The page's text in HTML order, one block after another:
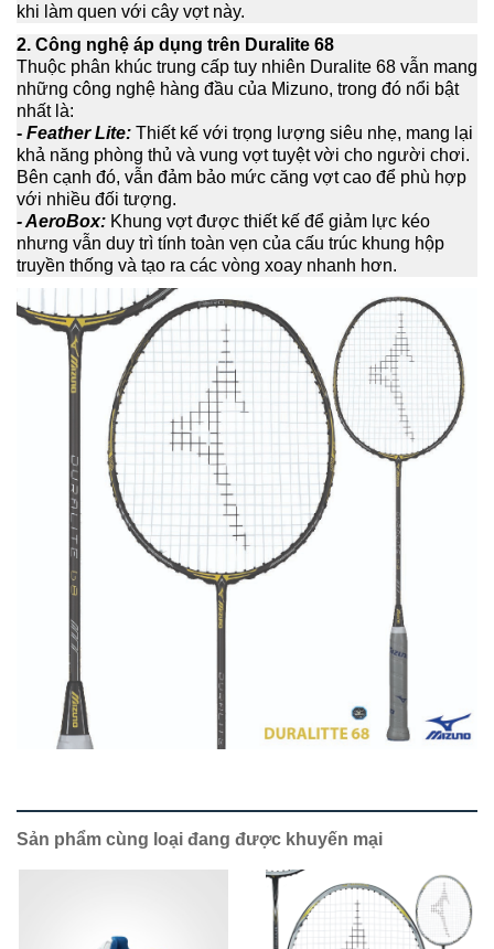
khi làm quen với cây vợt này.
2. Công nghệ áp dụng trên Duralite 68
Thuộc phân khúc trung cấp tuy nhiên Duralite 68 vẫn mang
những công nghệ hàng đầu của Mizuno, trong đó nổi bật
nhất là:
- Feather Lite: Thiết kế với trọng lượng siêu nhẹ, mang lại
khả năng phòng thủ và vung vợt tuyệt vời cho người chơi.
Bên cạnh đó, vẫn đảm bảo mức căng vợt cao để phù hợp
với nhiều đối tượng.
- AeroBox: Khung vợt được thiết kế để giảm lực kéo
nhưng vẫn duy trì tính toàn vẹn của cấu trúc khung hộp
truyền thống và tạo ra các vòng xoay nhanh hơn.
Sản phẩm cùng loại đang được khuyến mại